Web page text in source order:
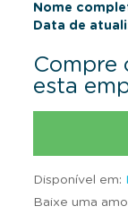
Nome
Data de
Compre
esta
Disponível em:
Baixe uma